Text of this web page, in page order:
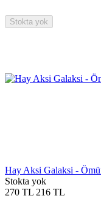
Stokta yok
Hay Aksi Galaksi -
Stokta yok
270 TL 216 TL